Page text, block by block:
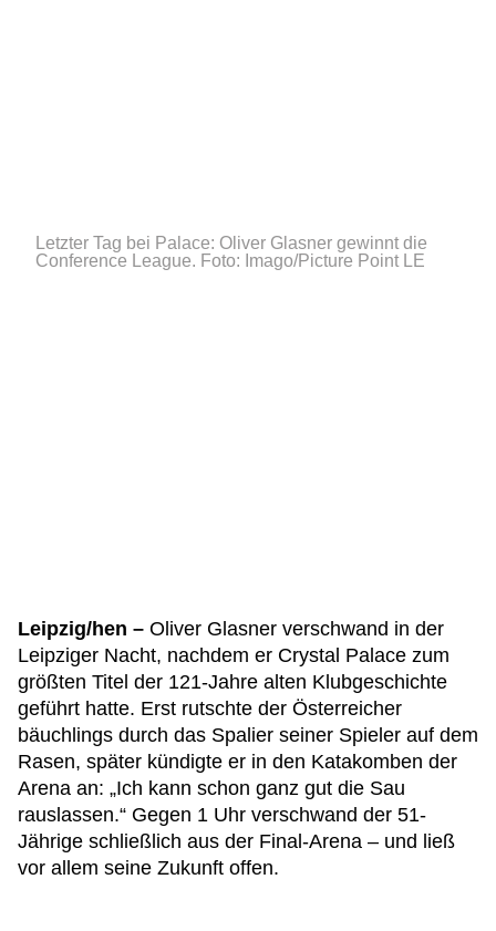
Letzter Tag bei Palace: Oliver Glasner gewinnt die
Conference League. Foto: Imago/Picture Point LE
Leipzig/hen – Oliver Glasner verschwand in der
Leipziger Nacht, nachdem er Crystal Palace zum
größten Titel der 121-Jahre alten Klubgeschichte
geführt hatte. Erst rutschte der Österreicher
bäuchlings durch das Spalier seiner Spieler auf dem
Rasen, später kündigte er in den Katakomben der
Arena an: „Ich kann schon ganz gut die Sau
rauslassen.“ Gegen 1 Uhr verschwand der 51-
Jährige schließlich aus der Final-Arena – und ließ
vor allem seine Zukunft offen.